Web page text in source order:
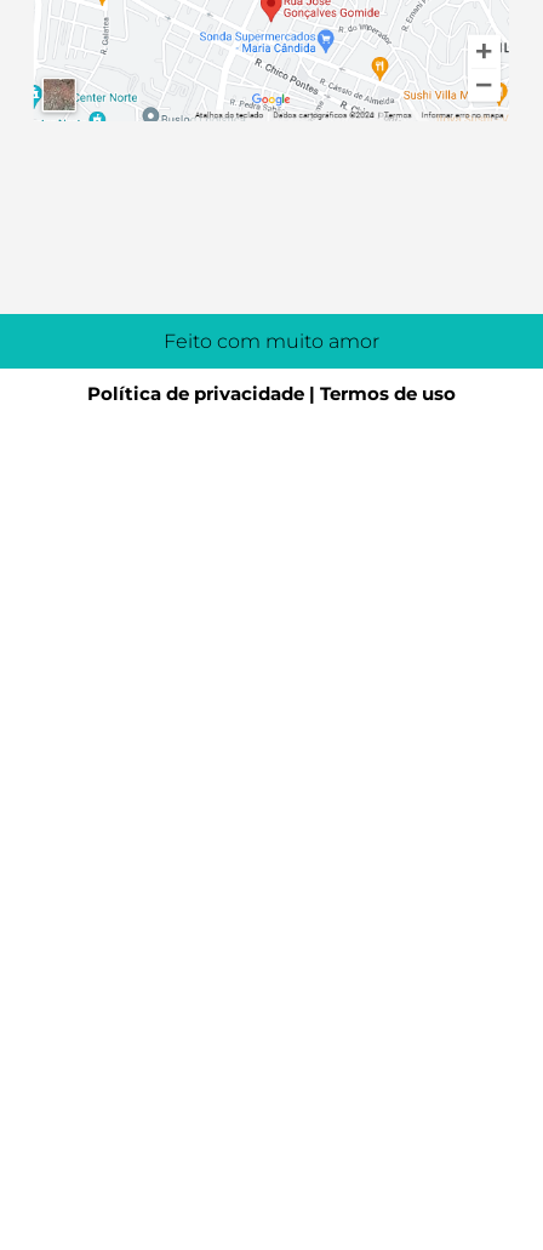
Feito com muito amor
Política de privacidade | Termos de uso